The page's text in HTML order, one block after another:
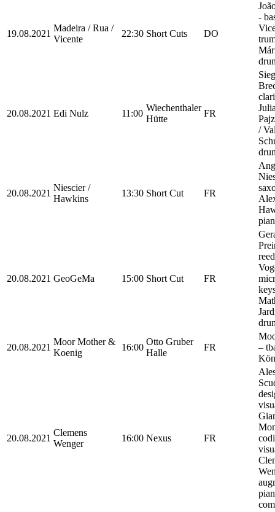
19.08.2021
Madeira / Rua /
Vicente
22:30 Short Cuts DO
-
20.08.2021 Edi Nulz 11:00
Wiechenthaler
Hütte
FR
/
20.08.2021
Niescier /
Hawkins
13:30 Short Cut FR
20.08.2021 GeoGeMa 15:00 Short Cut FR
20.08.2021
Moor Mother &
Koenig
16:00
Otto Gruber
Halle
FR
–
20.08.2021
Clemens
Wenger
16:00 Nexus FR